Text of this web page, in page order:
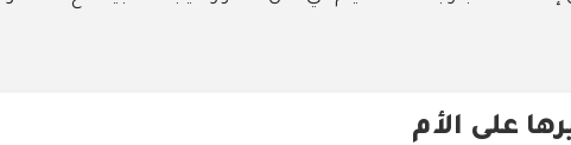
على الأم